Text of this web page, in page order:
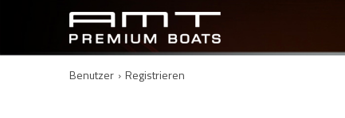
Benutzer › Registrieren